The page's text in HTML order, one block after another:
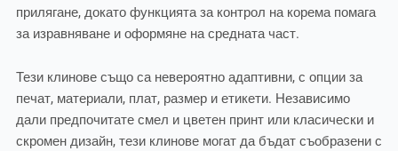
прилягане, докато функцията за контрол на корема помага
за изравняване и оформяне на средната част.
Тези клинове също са невероятно адаптивни, с опции за
печат, материали, плат, размер и етикети. Независимо
дали предпочитате смел и цветен принт или класически и
скромен дизайн, тези клинове могат да бъдат съобразени с